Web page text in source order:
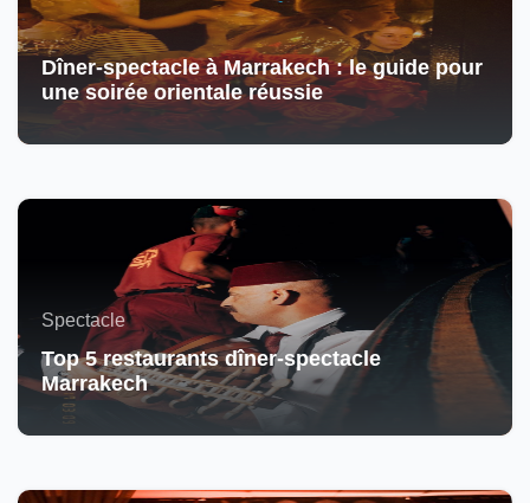
Dîner-spectacle à Marrakech : le guide pour
une soirée orientale réussie
Spectacle
Top 5 restaurants dîner-spectacle
Marrakech